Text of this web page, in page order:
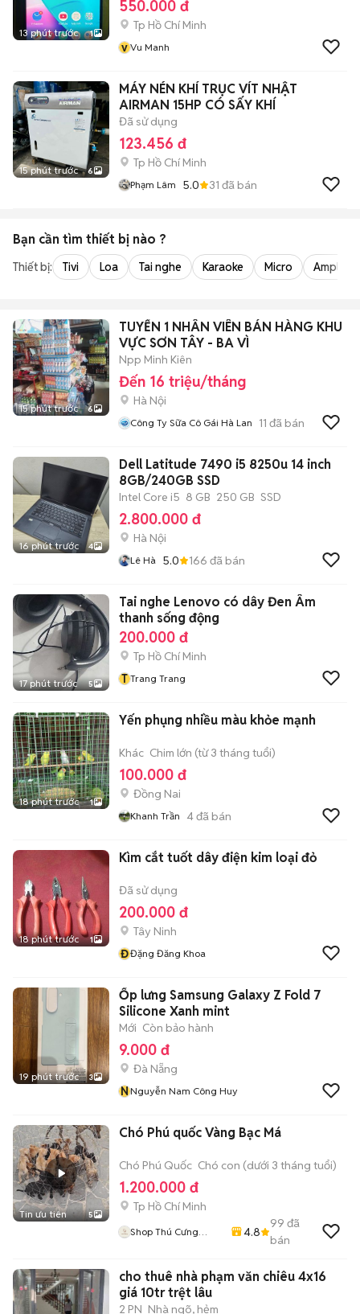
13 phút trước 1
550.000 đ
Tp Hồ Chí Minh
v Vu Manh
15 phút trước 6
MÁY NÉN KHÍ TRỤC VÍT NHẬT
AIRMAN 15HP CÓ SẤY KHÍ
Đã sử dụng
123.456 đ
Tp Hồ Chí Minh
Phạm Lâm 5.0 31 đã bán
Bạn cần tìm thiết bị nào ?
Thiết bị: Tivi Loa Tai nghe Karaoke Micro Amply
15 phút trước 6
TUYỂN 1 NHÂN VIÊN BÁN HÀNG KHU
VỰC SƠN TÂY - BA VÌ
Npp Minh Kiên
Đến 16 triệu/tháng
Hà Nội
Công Ty Sữa Cô Gái Hà Lan 11 đã bán
16 phút trước 4
Dell Latitude 7490 i5 8250u 14 inch
8GB/240GB SSD
Intel Core i5 8 GB 250 GB SSD
2.800.000 đ
Hà Nội
Lê Hà 5.0 166 đã bán
17 phút trước 5
Tai nghe Lenovo có dây Đen Âm
thanh sống động
200.000 đ
Tp Hồ Chí Minh
T Trang Trang
18 phút trước 1
Yến phụng nhiều màu khỏe mạnh
Khác Chim lớn (từ 3 tháng tuổi)
100.000 đ
Đồng Nai
Khanh Trần 4đã bán
18 phút trước 1
Kìm cắt tuốt dây điện kim loại đỏ
Đã sử dụng
200.000 đ
Tây Ninh
ĐĐặng Đăng Khoa
19 phút trước 3
Ốp lưng Samsung Galaxy Z Fold 7
Silicone Xanh mint
Mới Còn bảo hành
9.000 đ
Đà Nẵng
NNguyễn Nam Công Huy
Tin ưu tiên 5
Chó Phú quốc Vàng Bạc Má
Chó Phú Quốc Chó con (dưới 3 tháng tuổi)
1.200.000 đ
Tp Hồ Chí Minh
Shop Thú Cưng
4.8
99 đã
bán
cho thuê nhà phạm văn chiêu 4x16
giá 10tr trệt lâu
2 PN Nhà ngõ, hẻm